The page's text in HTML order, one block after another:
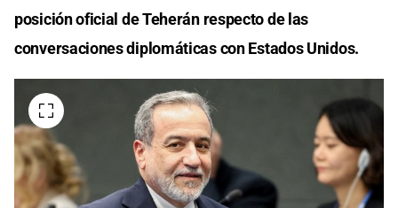
posición oficial de Teherán respecto de las
conversaciones diplomáticas con Estados Unidos.